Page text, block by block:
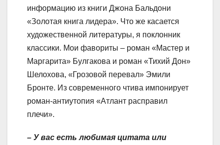
информацию из книги Джона Бальдони
«Золотая книга лидера». Что же касается
художественной литературы, я поклонник
классики. Мои фавориты – роман «Мастер и
Маргарита» Булгакова и роман «Тихий Дон»
Шелохова, «Грозовой перевал» Эмили
Бронте. Из современного чтива импонирует
роман-антиутопия «Атлант расправил
плечи».
– У вас есть любимая цитата или